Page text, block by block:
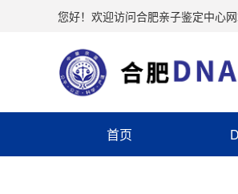
您好！欢迎访问合肥亲子鉴定中心网
首页